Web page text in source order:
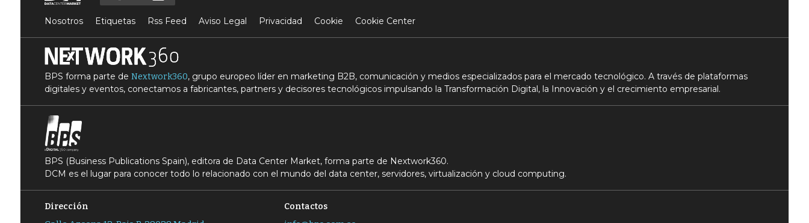
Nosotros Etiquetas Rss Feed Aviso Legal Privacidad Cookie Cookie Center
BPS forma parte de Nextwork360, grupo europeo líder en marketing B2B, comunicación y medios especializados para el mercado tecnológico. A través de plataformas
digitales y eventos, conectamos a fabricantes, partners y decisores tecnológicos impulsando la Transformación Digital, la Innovación y el crecimiento empresarial.
BPS (Business Publications Spain), editora de Data Center Market, forma parte de Nextwork360.
DCM es el lugar para conocer todo lo relacionado con el mundo del data center, servidores, virtualización y cloud computing.
Dirección Contactos